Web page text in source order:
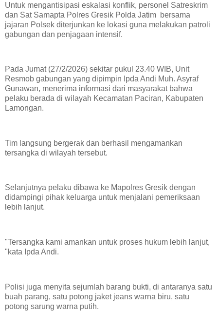
Untuk mengantisipasi eskalasi konflik, personel Satreskrim
dan Sat Samapta Polres Gresik Polda Jatim bersama
jajaran Polsek diterjunkan ke lokasi guna melakukan patroli
gabungan dan penjagaan intensif.
Pada Jumat (27/2/2026) sekitar pukul 23.40 WIB, Unit
Resmob gabungan yang dipimpin Ipda Andi Muh. Asyraf
Gunawan, menerima informasi dari masyarakat bahwa
pelaku berada di wilayah Kecamatan Paciran, Kabupaten
Lamongan.
Tim langsung bergerak dan berhasil mengamankan
tersangka di wilayah tersebut.
Selanjutnya pelaku dibawa ke Mapolres Gresik dengan
didampingi pihak keluarga untuk menjalani pemeriksaan
lebih lanjut.
"Tersangka kami amankan untuk proses hukum lebih lanjut,
"kata Ipda Andi.
Polisi juga menyita sejumlah barang bukti, di antaranya satu
buah parang, satu potong jaket jeans warna biru, satu
potong sarung warna putih.